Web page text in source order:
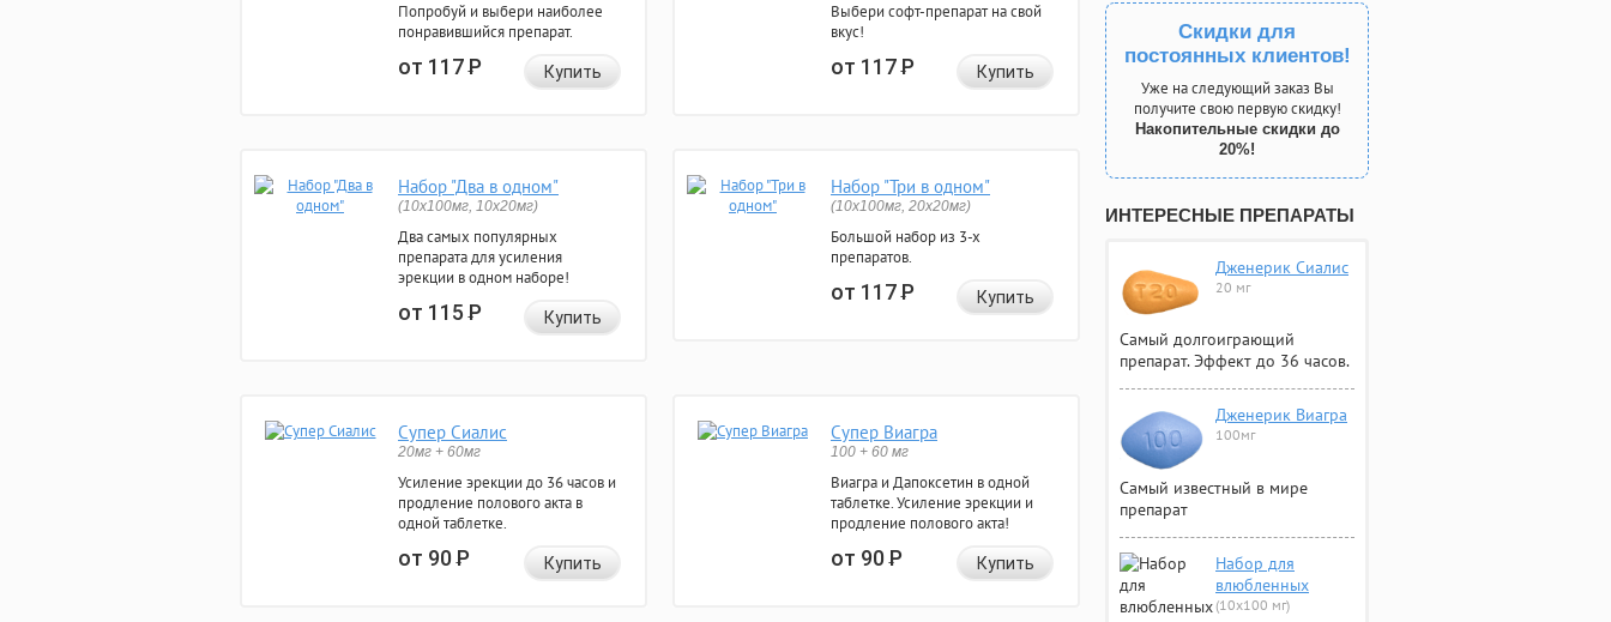
Попробуй и выбери наиболее
понравившийся препарат.
от 117Р Купить
Выбери софт-препарат на свой
вкус!
от 117Р Купить
Набор "Два в одном"
(10x100мг, 10x20мг)
Два самых популярных
препарата для усиления
эрекции в одном наборе!
от 115Р Купить
Набор "Три в одном"
(10x100мг, 20x20мг)
Большой набор из 3-х
препаратов.
от 117Р Купить
Супер Сиалис
20мг + 60мг
Усиление эрекции до 36 часов и
продление полового акта в
одной таблетке.
от 90Р Купить
Супер Виагра
100 + 60 мг
Виагра и Дапоксетин в одной
таблетке. Усиление эрекции и
продление полового акта!
от 90Р Купить
Скидки для
постоянных клиентов!
Уже на следующий заказ Вы
получите свою первую скидку!
Накопительные скидки до
20%!
ИНТЕРЕСНЫЕ ПРЕПАРАТЫ
Дженерик Сиалис
20 мг
Самый долгоиграющий
препарат. Эффект до 36 часов.
Дженерик Виагра
100мг
Самый известный в мире
препарат
Набор для
влюбленных
(10х100 мг)